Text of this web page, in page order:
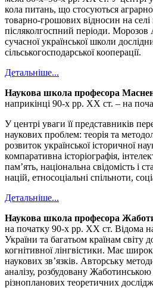
кола питань, що стосуються
товарно-грошових відносин на
післяколгоспний періоди.
сучасної української школи
сільськогосподарської кооперації.
Детальніше...
Наукова школа професора
наприкінці 90-х рр. ХХ ст. – на
У центрі уваги її представників
наукових проблем: теорія та
розвиток української історичної
компаративна історіографія,
пам’ять, національна свідомість і
націй, етносоціальні спільноти,
Детальніше...
Наукова школа професора
на початку 90-х рр. ХХ ст. Відома
України та багатьом країнам світу
когнітивної лінгвістики. Має
наукових зв’язків. Авторську
аналізу, розбудовану
різнопланових теоретичних